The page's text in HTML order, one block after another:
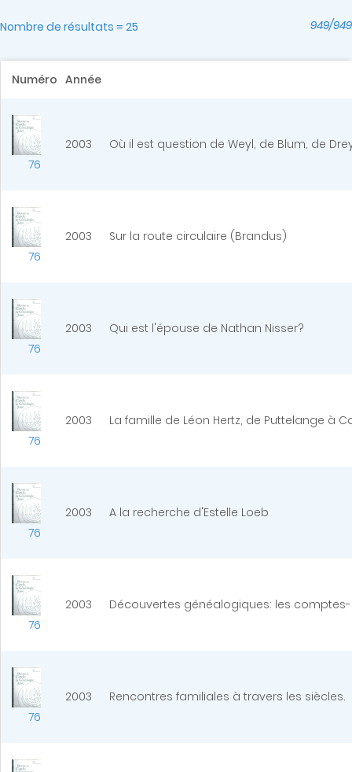
Nombre de résultats = 25 949/949
Numéro Année
76
2003 Où il est question de Weyl, de Blum, de
76
2003 Sur la route circulaire (Brandus)
76
2003 Qui est l'épouse de Nathan Nisser?
76
2003 La famille de Léon Hertz, de Puttelange à
76
2003 A la recherche d'Estelle Loeb
76
2003 Découvertes généalogiques: les
76
2003 Rencontres familiales à travers les siècles.